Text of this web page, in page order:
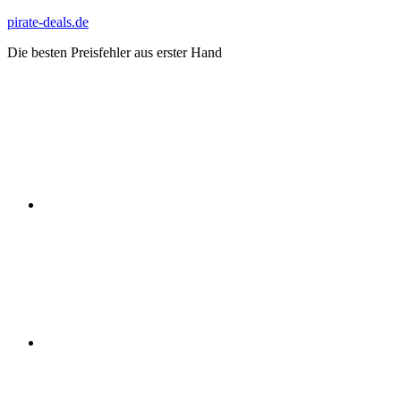
Zum
springen
pirate-deals.de
Die besten Preisfehler aus erster Hand